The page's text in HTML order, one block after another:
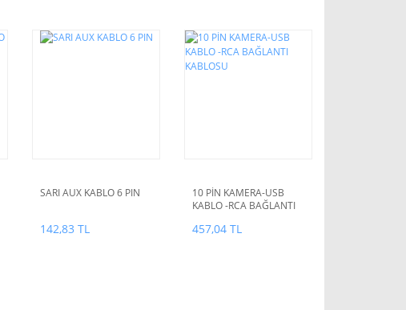
SARI AUX KABLO 6 PIN
142,83 TL
10 PİN KAMERA-USB
KABLO -RCA BAĞLANTI
457,04 TL